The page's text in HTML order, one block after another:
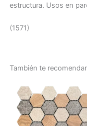
estructura. Usos en
(1571)
También te